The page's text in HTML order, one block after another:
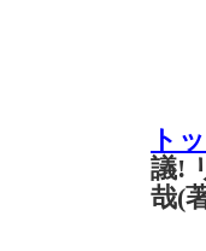
ト
議!
哉(